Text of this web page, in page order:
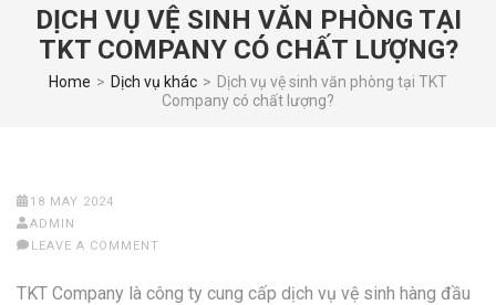
DỊCH VỤ VỆ SINH VĂN PHÒNG TẠI
TKT COMPANY CÓ CHẤT LƯỢNG?
Home > Dịch vụ khác > Dịch vụ vệ sinh văn phòng tại TKT
Company có chất lượng?
18 MAY 2024
ADMIN
LEAVE A COMMENT
TKT Company là công ty cung cấp dịch vụ vệ sinh hàng đầu